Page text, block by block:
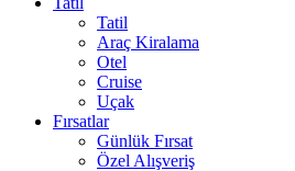
Tatil
Araç Kiralama
Otel
Cruise
Uçak
Fırsatlar
Günlük Fırsat
Özel Alışveriş